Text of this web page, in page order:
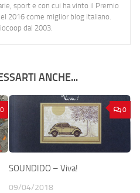
sport e con cui ha vinto il Premio
2016 come miglior blog italiano.
dal 2003.
ANCHE...
0 0
SOUNDIDO – Viva!
09/04/2018